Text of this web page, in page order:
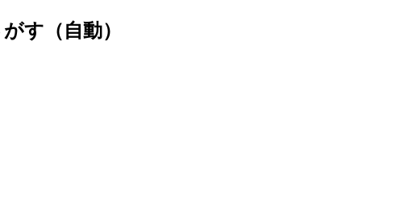
す（自動）